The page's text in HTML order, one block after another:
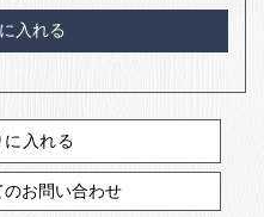
入れる
に入れる
のお問い合わせ